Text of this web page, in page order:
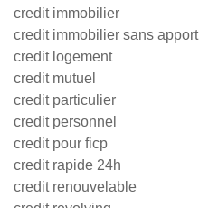
credit immobilier
credit immobilier sans apport
credit logement
credit mutuel
credit particulier
credit personnel
credit pour ficp
credit rapide 24h
credit renouvelable